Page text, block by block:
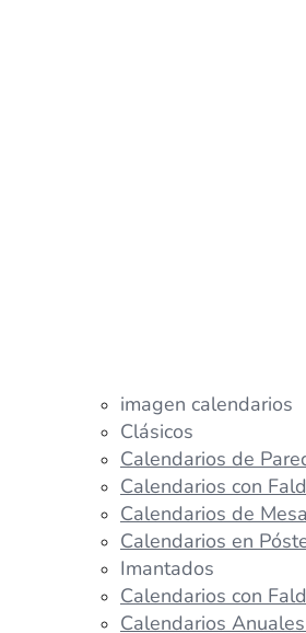
imagen calendarios
Clásicos
Calendarios de
Calendarios con
Calendarios de Mesa
Calendarios en
Imantados
Calendarios con
Calendarios